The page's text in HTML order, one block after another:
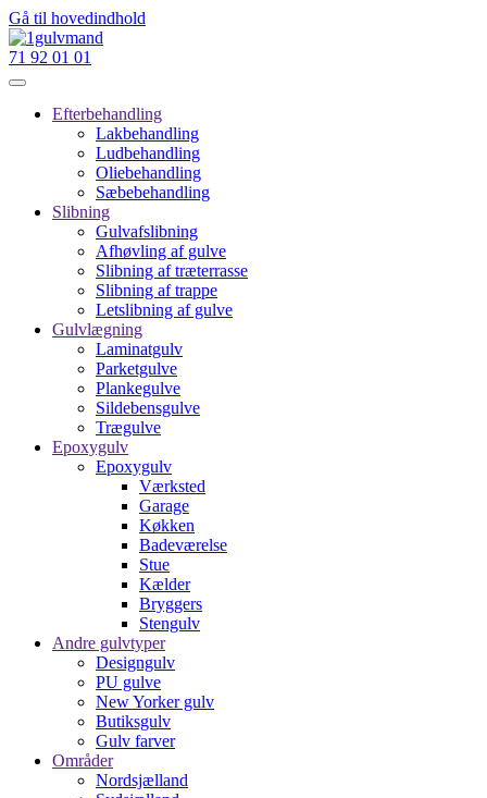
Gå til hovedindhold
71 92 01 01
Efterbehandling
Lakbehandling
Ludbehandling
Oliebehandling
Sæbebehandling
Slibning
Gulvafslibning
Afhøvling af gulve
Slibning af træterrasse
Slibning af trappe
Letslibning af gulve
Gulvlægning
Laminatgulv
Parketgulve
Plankegulve
Sildebensgulve
Trægulve
Epoxygulv
Epoxygulv
Værksted
Garage
Køkken
Badeværelse
Stue
Kælder
Bryggers
Stengulv
Andre gulvtyper
Designgulv
PU gulve
New Yorker gulv
Butiksgulv
Gulv farver
Områder
Nordsjælland